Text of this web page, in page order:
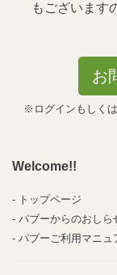
もございます
お
※ログインもしく
Welcome!!
トップページ
パブーからのおしら
パブーご利用マニュ